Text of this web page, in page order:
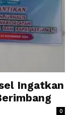
Ingatkan
0